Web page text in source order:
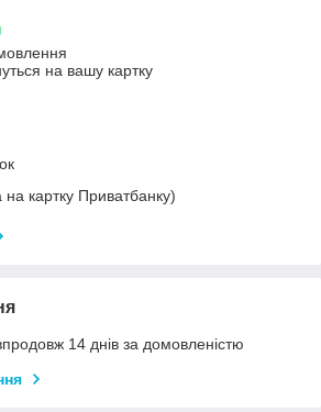
на вашу картку
на картку Приватбанку)
14 днів за домовленістю